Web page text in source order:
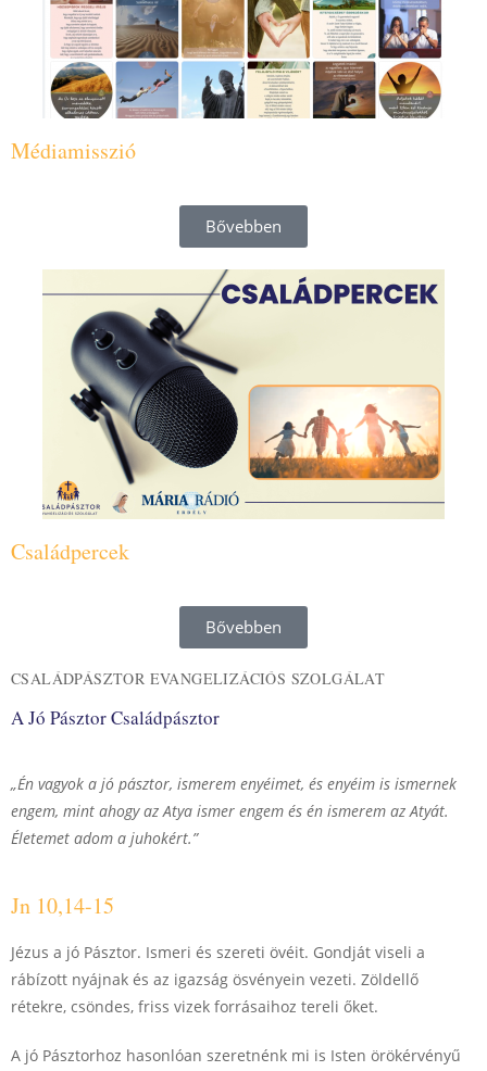
Médiamisszió
Bővebben
Családpercek
Bővebben
CSALÁDPÁSZTOR EVANGELIZÁCIÓS SZOLGÁLAT
A Jó Pásztor Családpásztor
„Én vagyok a jó pásztor, ismerem enyéimet, és enyéim is ismernek
engem, mint ahogy az Atya ismer engem és én ismerem az Atyát.
Életemet adom a juhokért.”
Jn 10,14-15
Jézus a jó Pásztor. Ismeri és szereti övéit. Gondját viseli a
rábízott nyájnak és az igazság ösvényein vezeti. Zöldellő
rétekre, csöndes, friss vizek forrásaihoz tereli őket.
A jó Pásztorhoz hasonlóan szeretnénk mi is Isten örökérvényű